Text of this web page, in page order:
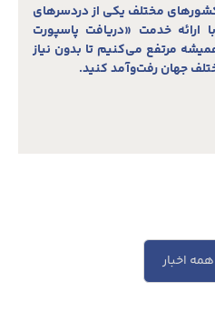
مختلف یکی از دردسرهای
ارائه خدمت «دریافت پاسپورت
مرتفع می‌کنیم تا بدون نیاز
اخبار